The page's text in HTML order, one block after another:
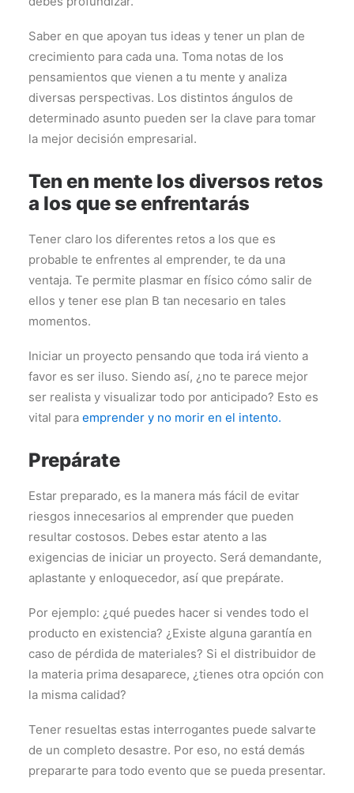
Saber en que apoyan tus ideas y tener un plan de
crecimiento para cada una. Toma notas de los
pensamientos que vienen a tu mente y analiza
diversas perspectivas. Los distintos ángulos de
determinado asunto pueden ser la clave para tomar
la mejor decisión empresarial.
Ten en mente los diversos retos
a los que se enfrentarás
Tener claro los diferentes retos a los que es
probable te enfrentes al emprender, te da una
ventaja. Te permite plasmar en físico cómo salir de
ellos y tener ese plan B tan necesario en tales
momentos.
Iniciar un proyecto pensando que toda irá viento a
favor es ser iluso. Siendo así, ¿no te parece mejor
ser realista y visualizar todo por anticipado? Esto es
vital para emprender y no morir en el intento.
Prepárate
Estar preparado, es la manera más fácil de evitar
riesgos innecesarios al emprender que pueden
resultar costosos. Debes estar atento a las
exigencias de iniciar un proyecto. Será demandante,
aplastante y enloquecedor, así que prepárate.
Por ejemplo: ¿qué puedes hacer si vendes todo el
producto en existencia? ¿Existe alguna garantía en
caso de pérdida de materiales? Si el distribuidor de
la materia prima desaparece, ¿tienes otra opción con
la misma calidad?
Tener resueltas estas interrogantes puede salvarte
de un completo desastre. Por eso, no está demás
prepararte para todo evento que se pueda presentar.